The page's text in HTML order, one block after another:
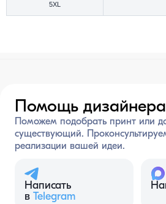
5XL
Помощь дизайнера
Поможем подобрать принт или
существующий.
реализации вашей идеи.
Написать
в Telegram